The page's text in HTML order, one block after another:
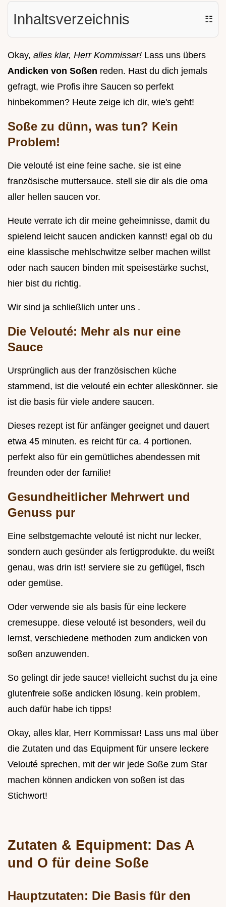
Inhaltsverzeichnis ☷
Okay, alles klar, Herr Kommissar! Lass uns übers
Andicken von Soßen reden. Hast du dich jemals
gefragt, wie Profis ihre Saucen so perfekt
hinbekommen? Heute zeige ich dir, wie's geht!
Soße zu dünn, was tun? Kein
Problem!
Die velouté ist eine feine sache. sie ist eine
französische muttersauce. stell sie dir als die oma
aller hellen saucen vor.
Heute verrate ich dir meine geheimnisse, damit du
spielend leicht saucen andicken kannst! egal ob du
eine klassische mehlschwitze selber machen willst
oder nach saucen binden mit speisestärke suchst,
hier bist du richtig.
Wir sind ja schließlich unter uns .
Die Velouté: Mehr als nur eine
Sauce
Ursprünglich aus der französischen küche
stammend, ist die velouté ein echter alleskönner. sie
ist die basis für viele andere saucen.
Dieses rezept ist für anfänger geeignet und dauert
etwa 45 minuten. es reicht für ca. 4 portionen.
perfekt also für ein gemütliches abendessen mit
freunden oder der familie!
Gesundheitlicher Mehrwert und
Genuss pur
Eine selbstgemachte velouté ist nicht nur lecker,
sondern auch gesünder als fertigprodukte. du weißt
genau, was drin ist! serviere sie zu geflügel, fisch
oder gemüse.
Oder verwende sie als basis für eine leckere
cremesuppe. diese velouté ist besonders, weil du
lernst, verschiedene methoden zum andicken von
soßen anzuwenden.
So gelingt dir jede sauce! vielleicht suchst du ja eine
glutenfreie soße andicken lösung. kein problem,
auch dafür habe ich tipps!
Okay, alles klar, Herr Kommissar! Lass uns mal über
die Zutaten und das Equipment für unsere leckere
Velouté sprechen, mit der wir jede Soße zum Star
machen können andicken von soßen ist das
Stichwort!
Zutaten & Equipment: Das A
und O für deine Soße
Hauptzutaten: Die Basis für den